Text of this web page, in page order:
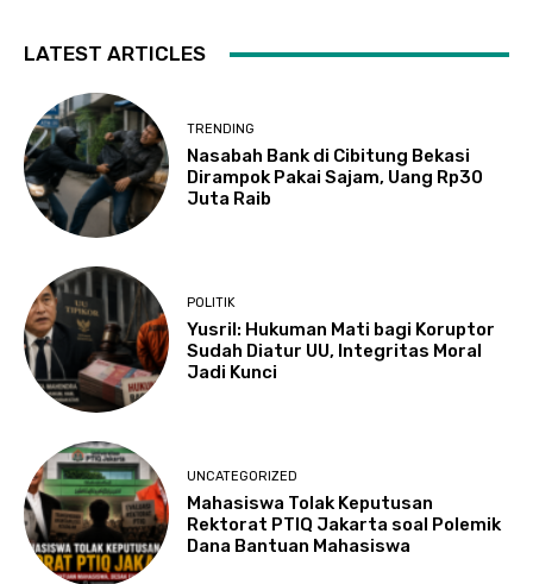
LATEST ARTICLES
TRENDING
Nasabah Bank di Cibitung Bekasi
Dirampok Pakai Sajam, Uang Rp30
Juta Raib
POLITIK
Yusril: Hukuman Mati bagi Koruptor
Sudah Diatur UU, Integritas Moral
Jadi Kunci
UNCATEGORIZED
Mahasiswa Tolak Keputusan
Rektorat PTIQ Jakarta soal Polemik
Dana Bantuan Mahasiswa